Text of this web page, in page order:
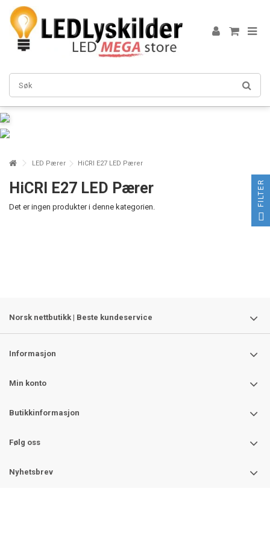
LED Pærer HiCRI E27 LED Pærer
HiCRI E27 LED Pærer
Det er ingen produkter i denne kategorien.
Norsk nettbutikk | Beste kundeservice
Informasjon
Min konto
Butikkinformasjon
Følg oss
Nyhetsbrev
FILTER